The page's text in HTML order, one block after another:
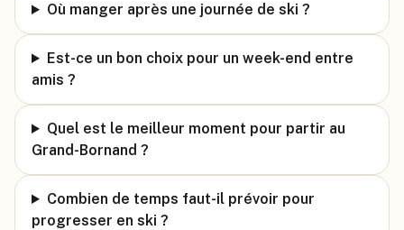
Où manger après une journée de ski ?
Est-ce un bon choix pour un week-end entre
amis ?
Quel est le meilleur moment pour partir au
Grand-Bornand ?
Combien de temps faut-il prévoir pour
progresser en ski ?